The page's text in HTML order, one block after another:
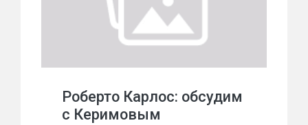
Роберто Карлос: обсудим
c Керимовым